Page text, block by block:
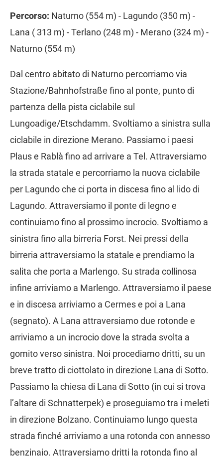
Percorso: Naturno (554 m) - Lagundo (350 m) -
Lana ( 313 m) - Terlano (248 m) - Merano (324 m) -
Naturno (554 m)
Dal centro abitato di Naturno percorriamo via
Stazione/Bahnhofstraße fino al ponte, punto di
partenza della pista ciclabile sul
Lungoadige/Etschdamm. Svoltiamo a sinistra sulla
ciclabile in direzione Merano. Passiamo i paesi
Plaus e Rablà fino ad arrivare a Tel. Attraversiamo
la strada statale e percorriamo la nuova ciclabile
per Lagundo che ci porta in discesa fino al lido di
Lagundo. Attraversiamo il ponte di legno e
continuiamo fino al prossimo incrocio. Svoltiamo a
sinistra fino alla birreria Forst. Nei pressi della
birreria attraversiamo la statale e prendiamo la
salita che porta a Marlengo. Su strada collinosa
infine arriviamo a Marlengo. Attraversiamo il paese
e in discesa arriviamo a Cermes e poi a Lana
(segnato). A Lana attraversiamo due rotonde e
arriviamo a un incrocio dove la strada svolta a
gomito verso sinistra. Noi procediamo dritti, su un
breve tratto di ciottolato in direzione Lana di Sotto.
Passiamo la chiesa di Lana di Sotto (in cui si trova
l’altare di Schnatterpek) e proseguiamo tra i meleti
in direzione Bolzano. Continuiamo lungo questa
strada finché arriviamo a una rotonda con annesso
benzinaio. Attraversiamo dritti la rotonda fino al